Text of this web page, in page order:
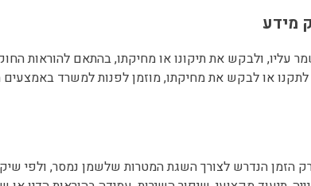
לתקנו או לבקש את מחיקתו, מוזמן לפנות למשרד
הזמן הנדרש לצורך השגת המטרות שלשמן נמסר, ולפי